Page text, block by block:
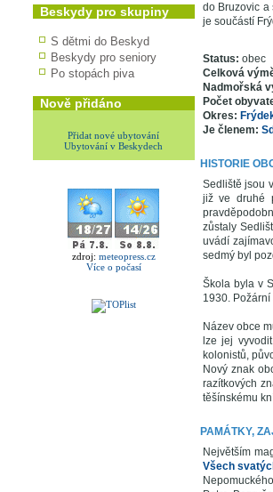
Beskydy pro skupiny
S dětmi do Beskyd
Beskydy pro seniory
Po stopách piva
Nově přidáno
Přidat nové ubytování
Ubytování v Beskydech
zdroj: meteopress.cz
Více o počasí
do Bruzovic a
je součástí
Status: obec
Celková
Nadmořská
Počet
Okres:
Je členem:
HISTORIE
Sedliště jsou
již ve druhé
zůstaly
uvádí
sedmý byl
Škola byla v
1930.
Název obce
lze jej
kolonistů,
Nový znak
razítkových
těšínskému
PAMÁTKY,
Největším
Všech